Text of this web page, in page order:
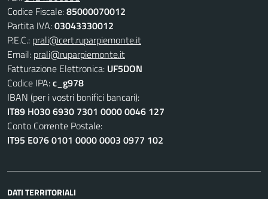
Codice Fiscale:85000070012
Partita IVA:03043330012
P.E.C.: prali@cert.ruparpiemonte.it
Email: prali@ruparpiemonte.it
Fatturazione Elettronica: UF5DON
Codice IPA:c_g978
IBAN (per i vostri bonifici bancari):
IT89 H030 6930 7301 0000 0046 127
Conto Corrente Postale:
IT95 E076 0101 0000 0003 0977 102
DATI TERRITORIALI